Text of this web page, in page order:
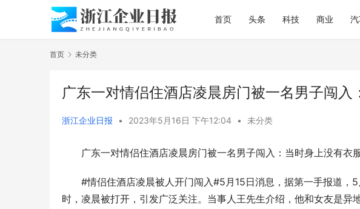
首页 头条 科技 商业
首页 未分类
广东一对情侣住酒店凌晨房门被一名男子闯入
浙江企业日报 • 2023年5月16日 下午12:04 • 未分类
广东一对情侣住酒店凌晨房门被一名男子闯入：当时身上没有衣
#情侣住酒店凌晨被人开门闯入#5月15日消息，据第一手报道，
时，凌晨被打开，引发广泛关注。当事人王先生介绍，他和女友是异